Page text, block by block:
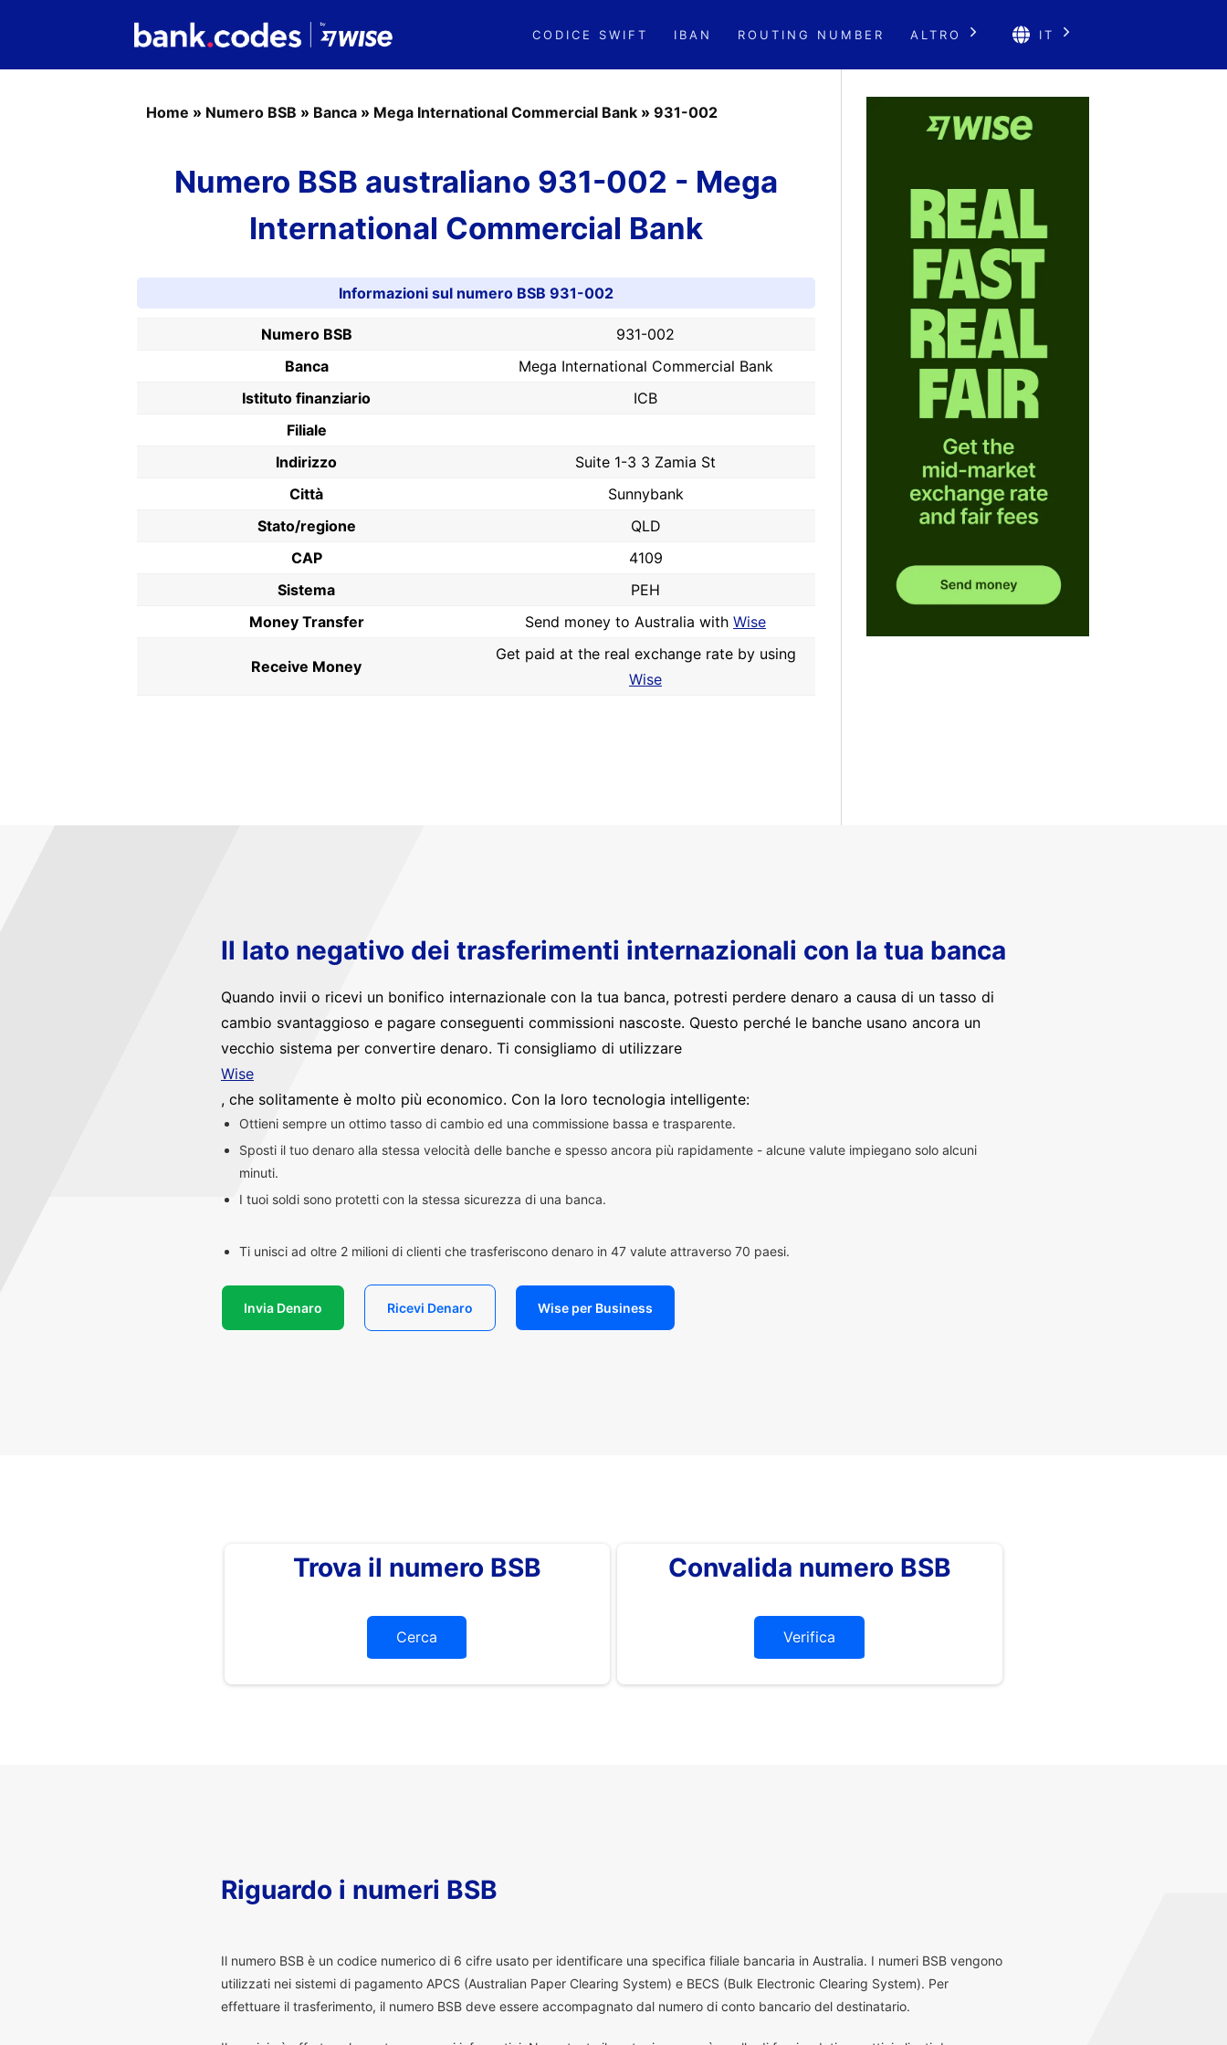
CODICE SWIFT IBAN ROUTING NUMBER ALTRO IT
Home » Numero BSB » Banca » Mega International Commercial Bank » 931-002
Numero BSB australiano 931-002 - Mega
International Commercial Bank
Informazioni sul numero BSB 931-002
Numero BSB
931-002
Banca
Mega International Commercial Bank
Istituto finanziario
ICB
Filiale
Indirizzo
Suite 1-3 3 Zamia St
Città
Sunnybank
Stato/regione
QLD
CAP
4109
Sistema
PEH
Money Transfer
Send money to Australia with Wise
Receive Money
Get paid at the real exchange rate by using
Wise
Il lato negativo dei trasferimenti internazionali con la tua banca
Quando invii o ricevi un bonifico internazionale con la tua banca, potresti perdere denaro a causa di un tasso di
cambio svantaggioso e pagare conseguenti commissioni nascoste. Questo perché le banche usano ancora un
vecchio sistema per convertire denaro. Ti consigliamo di utilizzare
Wise
, che solitamente è molto più economico. Con la loro tecnologia intelligente:
Ottieni sempre un ottimo tasso di cambio ed una commissione bassa e trasparente.
Sposti il tuo denaro alla stessa velocità delle banche e spesso ancora più rapidamente - alcune valute impiegano solo alcuni
minuti.
I tuoi soldi sono protetti con la stessa sicurezza di una banca.
Ti unisci ad oltre 2 milioni di clienti che trasferiscono denaro in 47 valute attraverso 70 paesi.
Invia Denaro Ricevi Denaro Wise per Business
Trova il numero BSB
Cerca
Convalida numero BSB
Verifica
Riguardo i numeri BSB
Il numero BSB è un codice numerico di 6 cifre usato per identificare una specifica filiale bancaria in Australia. I numeri BSB vengono
utilizzati nei sistemi di pagamento APCS (Australian Paper Clearing System) e BECS (Bulk Electronic Clearing System). Per
effettuare il trasferimento, il numero BSB deve essere accompagnato dal numero di conto bancario del destinatario.